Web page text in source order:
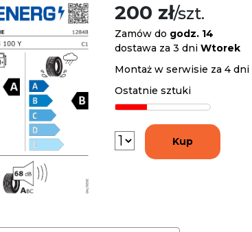
200 zł/szt.
Zamów do godz. 14
dostawa za 3 dni Wtorek
Montaż w serwisie za 4 dni
Ostatnie sztuki
Kup